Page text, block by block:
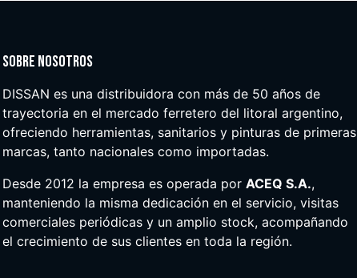
Sobre nosotros
DISSAN es una distribuidora con más de 50 años de
trayectoria en el mercado ferretero del litoral argentino,
ofreciendo herramientas, sanitarios y pinturas de primeras
marcas, tanto nacionales como importadas.
Desde 2012 la empresa es operada por ACEQ S.A.,
manteniendo la misma dedicación en el servicio, visitas
comerciales periódicas y un amplio stock, acompañando
el crecimiento de sus clientes en toda la región.